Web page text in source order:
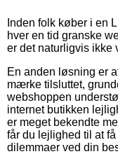
Inden folk køber i en
hver en tid granske
er det naturligvis
En anden løsning er
mærke tilsluttet,
webshoppen
internet butikken
er meget bekendte
får du lejlighed til at
dilemmaer ved din